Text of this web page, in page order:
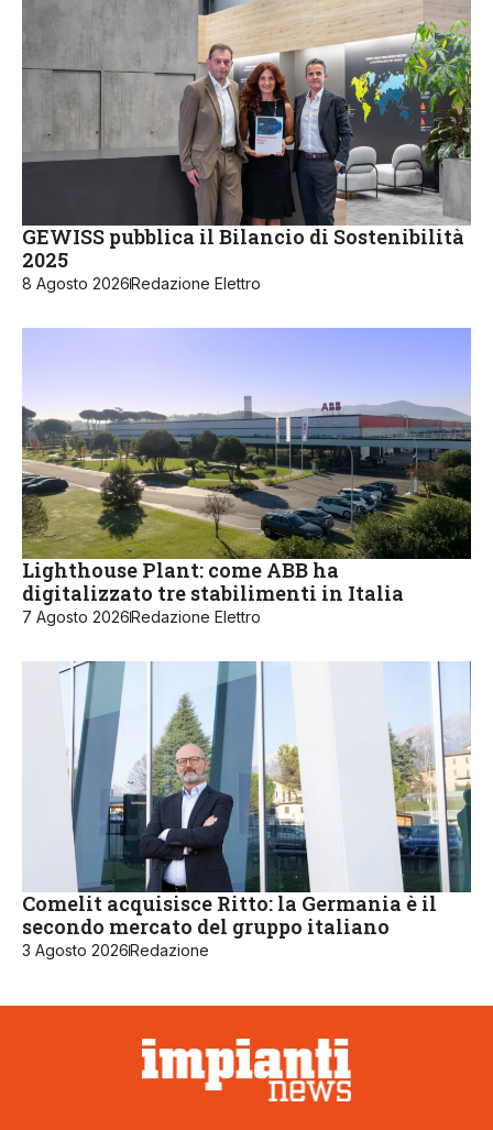
GEWISS pubblica il Bilancio di Sostenibilità
2025
8 Agosto 2026Redazione Elettro
Lighthouse Plant: come ABB ha
digitalizzato tre stabilimenti in Italia
7 Agosto 2026Redazione Elettro
Comelit acquisisce Ritto: la Germania è il
secondo mercato del gruppo italiano
3 Agosto 2026Redazione